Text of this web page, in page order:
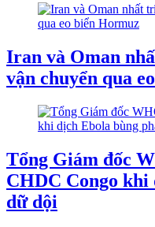
Iran và Oman
vận chuyển qua
Tổng Giám đốc
CHDC Congo khi
dữ dội